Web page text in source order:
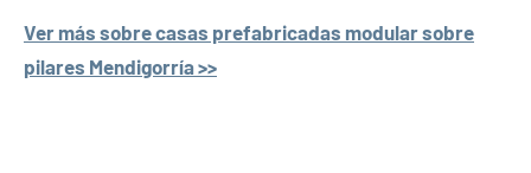
Ver más sobre casas prefabricadas modular sobre
pilares Mendigorría >>